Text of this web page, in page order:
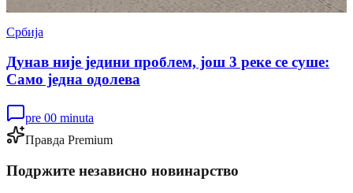
Србија
Дунав није једини проблем, још 3 реке се суше:
Само једна одолева
pre 00 minuta
Правда Premium
Подржите независно новинарство